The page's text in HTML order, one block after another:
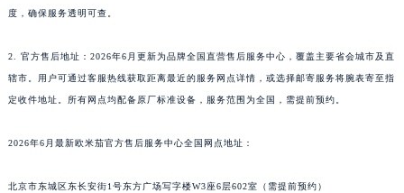
度，确保服务透明可查。
2. 官方售后地址：2026年6月更新为品牌全国直营售后服务中心，覆盖主要省会城市及直
辖市。用户可通过客服热线获取距离最近的服务网点详情，或选择邮寄服务将腕表寄至指
定收件地址。所有网点均配备原厂标准设备，服务范围为全国，需提前预约。
2026年6月最新欧米茄官方售后服务中心全国网点地址：
北京市东城区东长安街1号东方广场写字楼W3座6层602室（需提前预约）